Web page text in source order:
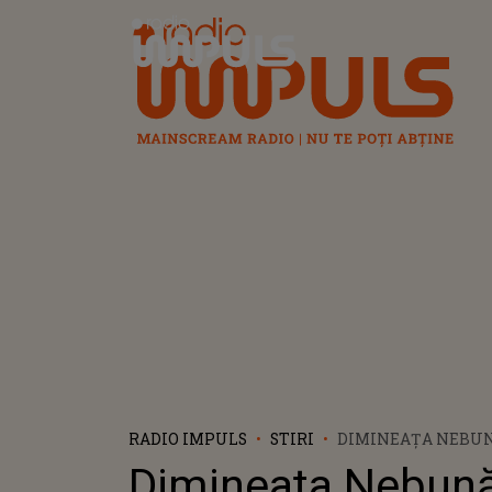
Radio Impuls
RADIO IMPULS STIRI
DIMINEAȚA
CASA UNUIA